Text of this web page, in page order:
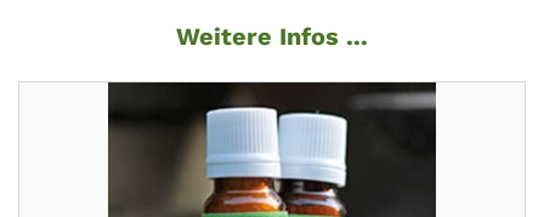
Weitere Infos ...